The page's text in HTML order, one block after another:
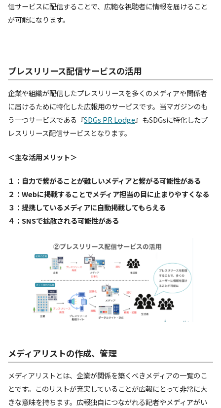
信サービスに配信することで、広範な視聴者に情報を届けること
が可能になります。
プレスリリース配信サービスの活用
企業や組織が配信したプレスリリースを多くのメディアや関係者
に届けるために特化した広報用のサービスです。当マガジンのも
う一つサービスである『SDGs PR Lodge』もSDGsに特化したプ
レスリリース配信サービスとなります。
＜主な活用メリット＞
１：自力で繋がることが難しいメディアと繋がる可能性がある
２：Webに掲載することでメディア担当の目に止まりやすくなる
３：提携しているメディアに自動掲載してもらえる
４：SNSで拡散される可能性がある
メディアリストの作成、管理
メディアリストとは、企業が関係を築くべきメディアの一覧のこ
とです。このリストが充実していることが広報にとって非常に大
きな意味を持ちます。広報独自につながれる記者やメディアがい